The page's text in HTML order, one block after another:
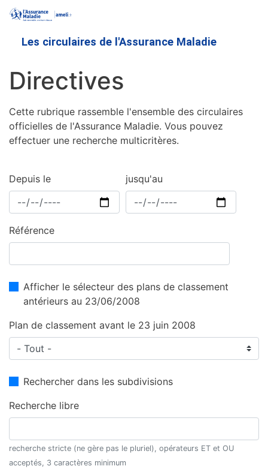
contenu
Les circulaires de l'Assurance Maladie
Directives
Cette rubrique rassemble l'ensemble des circulaires
officielles de l'Assurance Maladie. Vous pouvez
effectuer une recherche multicritères.
Depuis le jusqu'au
Référence
Afficher le sélecteur des plans de classement
antérieurs au 23/06/2008
Plan de classement avant le 23 juin 2008
Rechercher dans les subdivisions
Recherche libre
recherche stricte (ne gère pas le pluriel), opérateurs ET et OU
acceptés, 3 caractères minimum